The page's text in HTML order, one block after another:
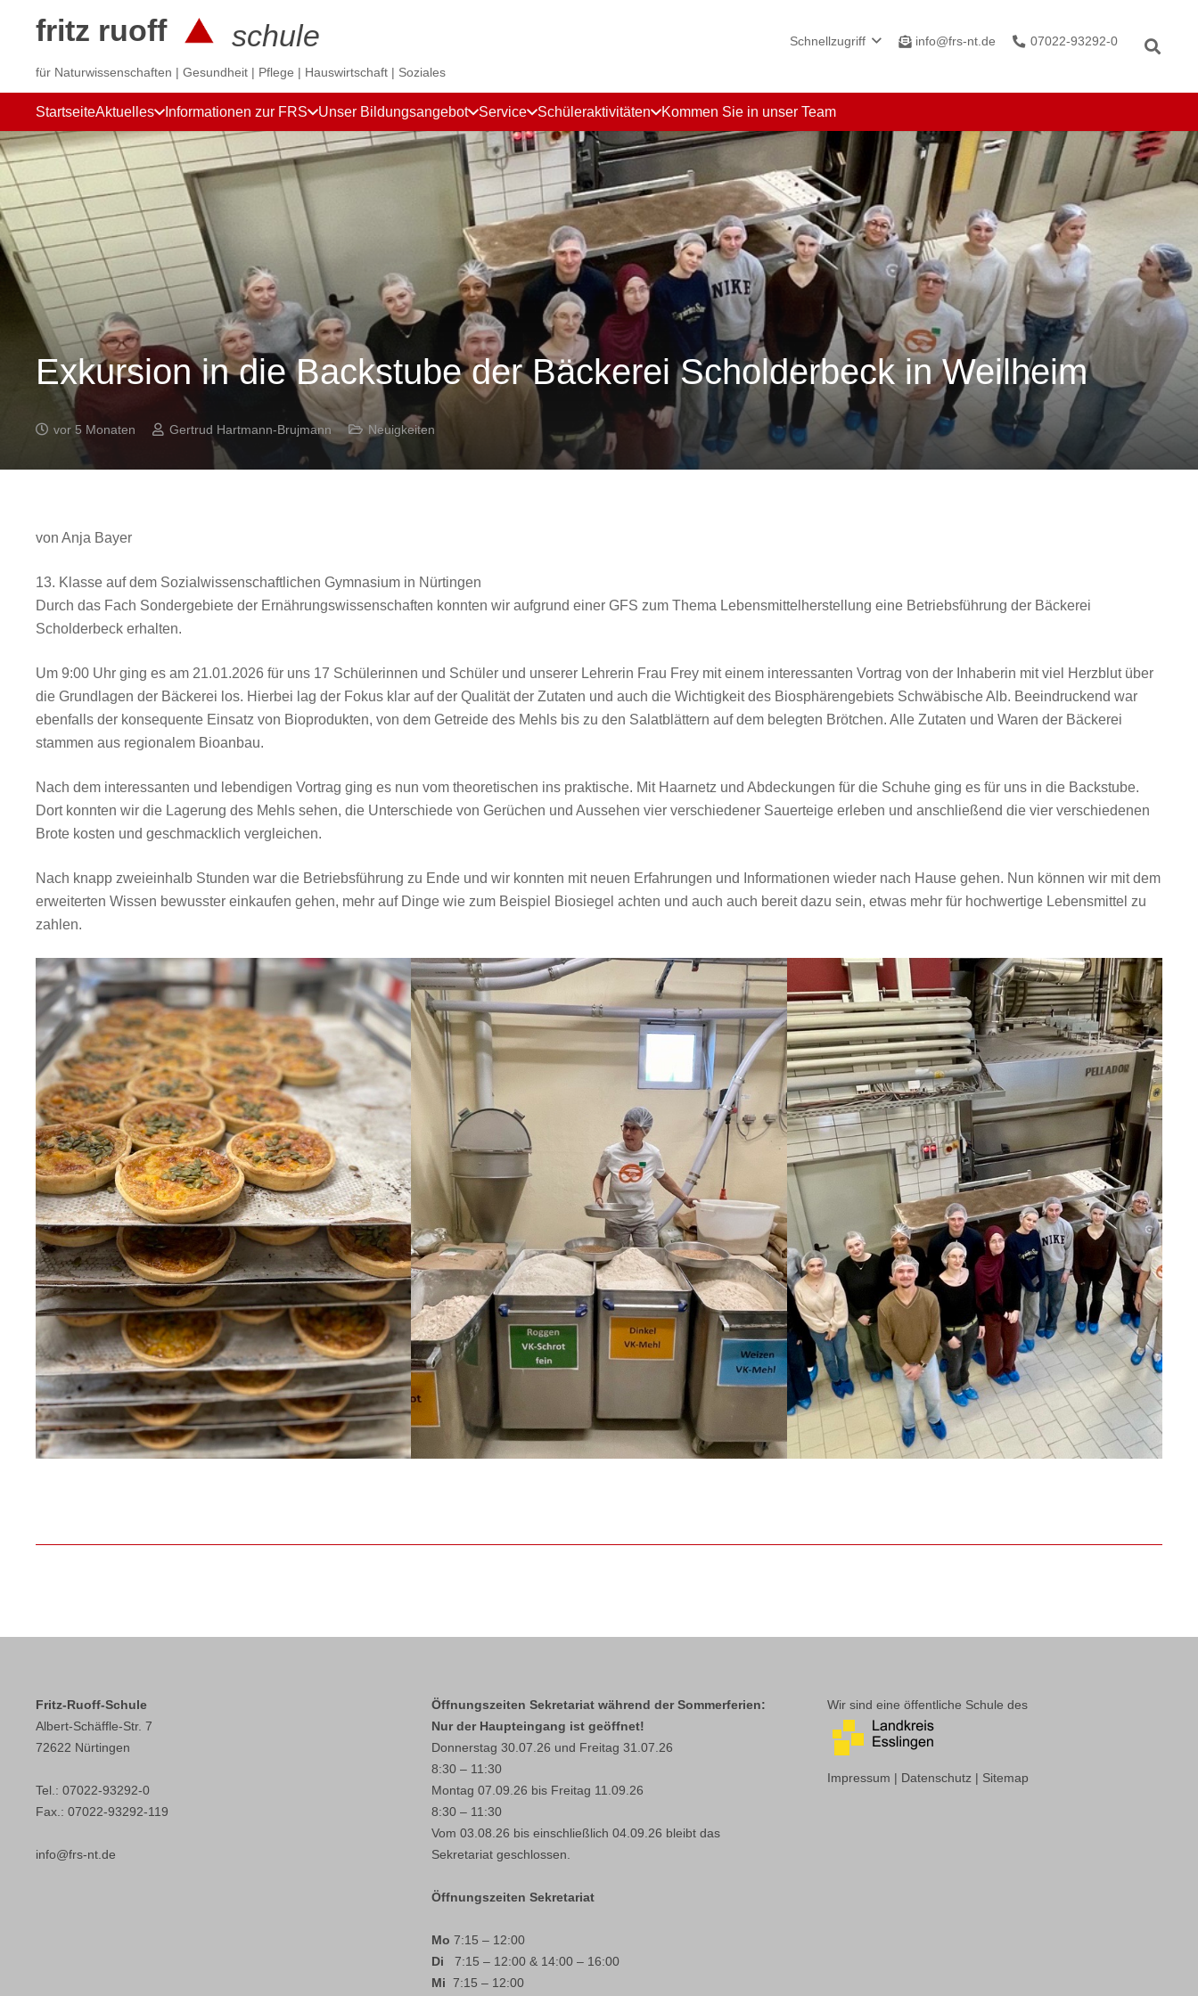
fritz ruoff schule
für Naturwissenschaften | Gesundheit | Pflege | Hauswirtschaft | Soziales
Schnellzugriff info@frs-nt.de 07022-93292-0
StartseiteAktuelles Informationen zur FRS Unser Bildungsangebot Service Schüleraktivitäten Kommen Sie in unser Team
Exkursion in die Backstube der Bäckerei Scholderbeck in Weilheim
vor 5 Monaten Gertrud Hartmann-Brujmann Neuigkeiten
von Anja Bayer
13. Klasse auf dem Sozialwissenschaftlichen Gymnasium in Nürtingen
Durch das Fach Sondergebiete der Ernährungswissenschaften konnten wir aufgrund einer GFS zum Thema Lebensmittelherstellung eine Betriebsführung der Bäckerei
Scholderbeck erhalten.
Um 9:00 Uhr ging es am 21.01.2026 für uns 17 Schülerinnen und Schüler und unserer Lehrerin Frau Frey mit einem interessanten Vortrag von der Inhaberin mit viel Herzblut über
die Grundlagen der Bäckerei los. Hierbei lag der Fokus klar auf der Qualität der Zutaten und auch die Wichtigkeit des Biosphärengebiets Schwäbische Alb. Beeindruckend war
ebenfalls der konsequente Einsatz von Bioprodukten, von dem Getreide des Mehls bis zu den Salatblättern auf dem belegten Brötchen. Alle Zutaten und Waren der Bäckerei
stammen aus regionalem Bioanbau.
Nach dem interessanten und lebendigen Vortrag ging es nun vom theoretischen ins praktische. Mit Haarnetz und Abdeckungen für die Schuhe ging es für uns in die Backstube.
Dort konnten wir die Lagerung des Mehls sehen, die Unterschiede von Gerüchen und Aussehen vier verschiedener Sauerteige erleben und anschließend die vier verschiedenen
Brote kosten und geschmacklich vergleichen.
Nach knapp zweieinhalb Stunden war die Betriebsführung zu Ende und wir konnten mit neuen Erfahrungen und Informationen wieder nach Hause gehen. Nun können wir mit dem
erweiterten Wissen bewusster einkaufen gehen, mehr auf Dinge wie zum Beispiel Biosiegel achten und auch auch bereit dazu sein, etwas mehr für hochwertige Lebensmittel zu
zahlen.
Fritz-Ruoff-Schule
Albert-Schäffle-Str. 7
72622 Nürtingen
Tel.: 07022-93292-0
Fax.: 07022-93292-119
info@frs-nt.de
Öffnungszeiten Sekretariat während der Sommerferien:
Nur der Haupteingang ist geöffnet!
Donnerstag 30.07.26 und Freitag 31.07.26
8:30 – 11:30
Montag 07.09.26 bis Freitag 11.09.26
8:30 – 11:30
Vom 03.08.26 bis einschließlich 04.09.26 bleibt das
Sekretariat geschlossen.
Öffnungszeiten Sekretariat
Mo 7:15 – 12:00
Di 7:15 – 12:00 & 14:00 – 16:00
Mi 7:15 – 12:00
Wir sind eine öffentliche Schule des
Impressum | Datenschutz | Sitemap